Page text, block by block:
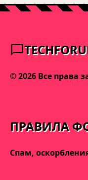
© 2026 Все права
ПРАВИЛА
Спам,